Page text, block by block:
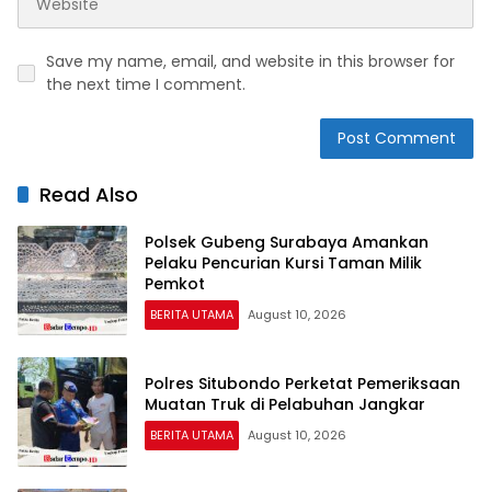
Save my name, email, and website in this browser for
the next time I comment.
Read Also
Polsek Gubeng Surabaya Amankan
Pelaku Pencurian Kursi Taman Milik
Pemkot
BERITA UTAMA August 10, 2026
Polres Situbondo Perketat Pemeriksaan
Muatan Truk di Pelabuhan Jangkar
BERITA UTAMA August 10, 2026